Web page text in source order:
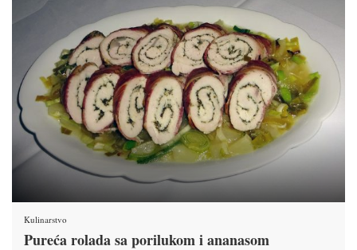
Kulinarstvo
Pureća rolada sa porilukom i ananasom